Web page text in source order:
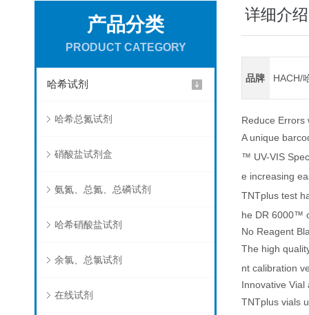
产品分类
PRODUCT CATEGORY
哈希试剂
哈希总氮试剂
硝酸盐试剂盒
氨氮、总氮、总磷试剂
哈希硝酸盐试剂
余氯、总氯试剂
在线试剂
详细介绍
品牌 HACH/
Reduce Errors
A unique
™ UV-VIS
e increasing
TNTplus test
he DR 6000™
No Reagent
The high
nt calibration
Innovative Vial
TNTplus vials